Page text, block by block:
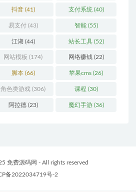
抖音(41) 支付系统 (40)
易支付(43) 智能(55)
江湖 (44) 站长工具(52)
网站模板 (174) 网络赚钱(22)
脚本(66) 苹果cms (26)
角色类游戏 (306) 课程 (30)
阿拉德(23) 魔幻手游(36)
免费源码网 - All rights reserved
备2022034719号-2